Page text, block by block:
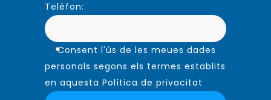
Telèfon:
Consent l'ús de les meues dades
personals segons els termes establits
en aquesta Política de privacitat